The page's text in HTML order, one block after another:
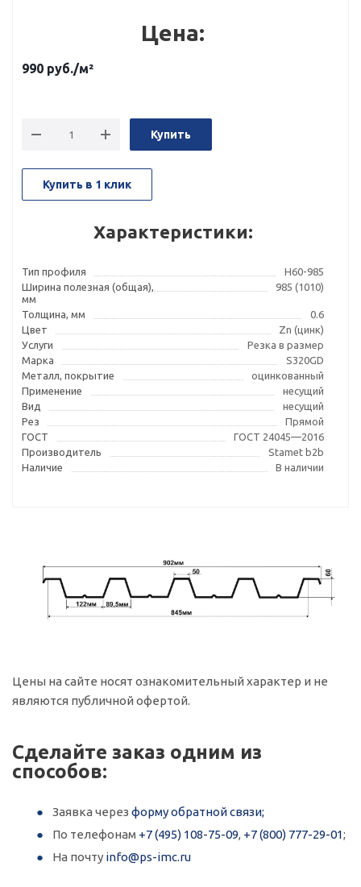
Цена:
990 руб./м²
Купить
Купить в 1 клик
Характеристики:
Тип профиля
Н60-985
Ширина полезная (общая),
мм
985 (1010)
Толщина, мм
0.6
Цвет
Zn (цинк)
Услуги
Резка в размер
Марка
S320GD
Металл, покрытие
оцинкованный
Применение
несущий
Вид
несущий
Рез
Прямой
ГОСТ
ГОСТ 24045—2016
Производитель
Stamet b2b
Наличие
В наличии
Цены на сайте носят ознакомительный характер и не
являются публичной офертой.
Сделайте заказ одним из
способов:
Заявка через форму обратной связи;
По телефонам +7 (495) 108-75-09, +7 (800) 777-29-01;
На почту info@ps-imc.ru